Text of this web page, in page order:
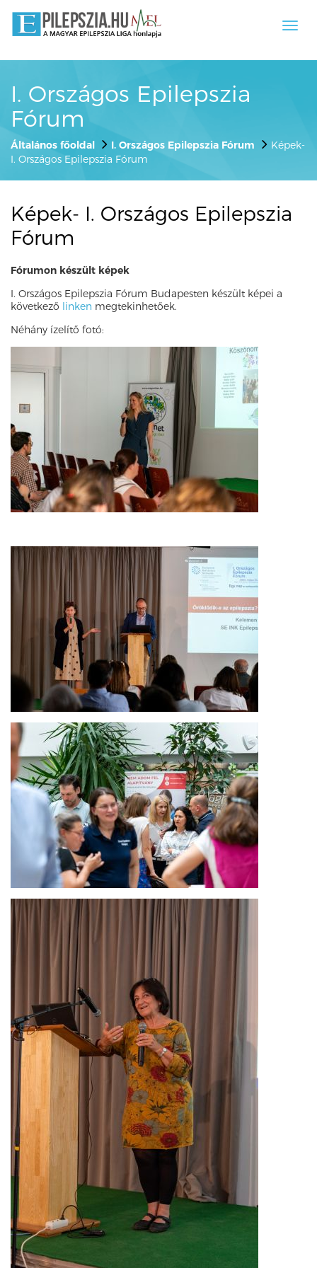
I. Országos Epilepszia
Fórum
Általános főoldal I. Országos Epilepszia Fórum
Képek-
I. Országos Epilepszia Fórum
Képek- I. Országos Epilepszia
Fórum
Fórumon készült képek
I. Országos Epilepszia Fórum Budapesten készült képei a
következő linken megtekinhetőek.
Néhány ízelítő fotó: